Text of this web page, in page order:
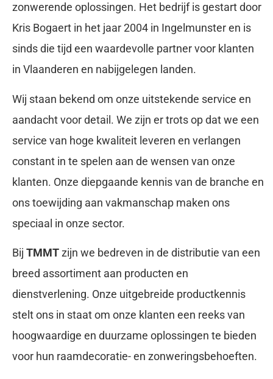
zonwerende oplossingen. Het bedrijf is gestart door
Kris Bogaert in het jaar 2004 in Ingelmunster en is
sinds die tijd een waardevolle partner voor klanten
in Vlaanderen en nabijgelegen landen.
Wij staan bekend om onze uitstekende service en
aandacht voor detail. We zijn er trots op dat we een
service van hoge kwaliteit leveren en verlangen
constant in te spelen aan de wensen van onze
klanten. Onze diepgaande kennis van de branche en
ons toewijding aan vakmanschap maken ons
speciaal in onze sector.
Bij TMMTzijn we bedreven in de distributie van een
breed assortiment aan producten en
dienstverlening. Onze uitgebreide productkennis
stelt ons in staat om onze klanten een reeks van
hoogwaardige en duurzame oplossingen te bieden
voor hun raamdecoratie- en zonweringsbehoeften.